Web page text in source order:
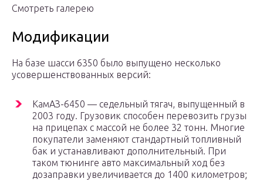
Смотреть галерею
Модификации
На базе шасси 6350 было выпущено несколько
усовершенствованных версий:
КамАЗ-6450 — седельный тягач, выпущенный в
2003 году. Грузовик способен перевозить грузы
на прицепах с массой не более 32 тонн. Многие
покупатели заменяют стандартный топливный
бак и устанавливают дополнительный. При
таком тюнинге авто максимальный ход без
дозаправки увеличивается до 1400 километров;